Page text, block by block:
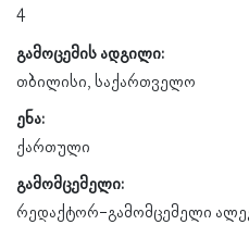
4
გამოცემის ადგილი:
თბილისი, საქართველო
ენა:
ქართული
გამომცემელი:
რედაქტორ-გამომცემელი